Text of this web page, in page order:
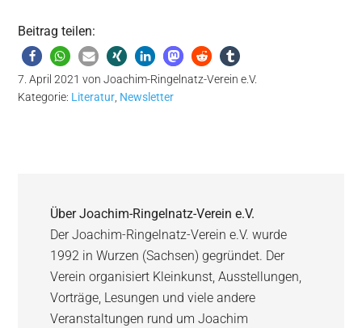
Beitrag teilen:
7. April 2021 vonJoachim-Ringelnatz-Verein e.V.
Kategorie: Literatur Newsletter
ÜberJoachim-Ringelnatz-Verein e.V.
Der Joachim-Ringelnatz-Verein e.V. wurde
1992 in Wurzen (Sachsen) gegründet. Der
Verein organisiert Kleinkunst, Ausstellungen,
Vorträge, Lesungen und viele andere
Veranstaltungen rund um Joachim